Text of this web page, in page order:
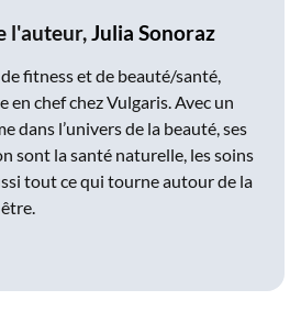
l'auteur,Julia Sonoraz
fitness et de beauté/santé,
en chef chez Vulgaris. Avec un
dans l’univers de la beauté, ses
sont la santé naturelle, les soins
tout ce qui tourne autour de la